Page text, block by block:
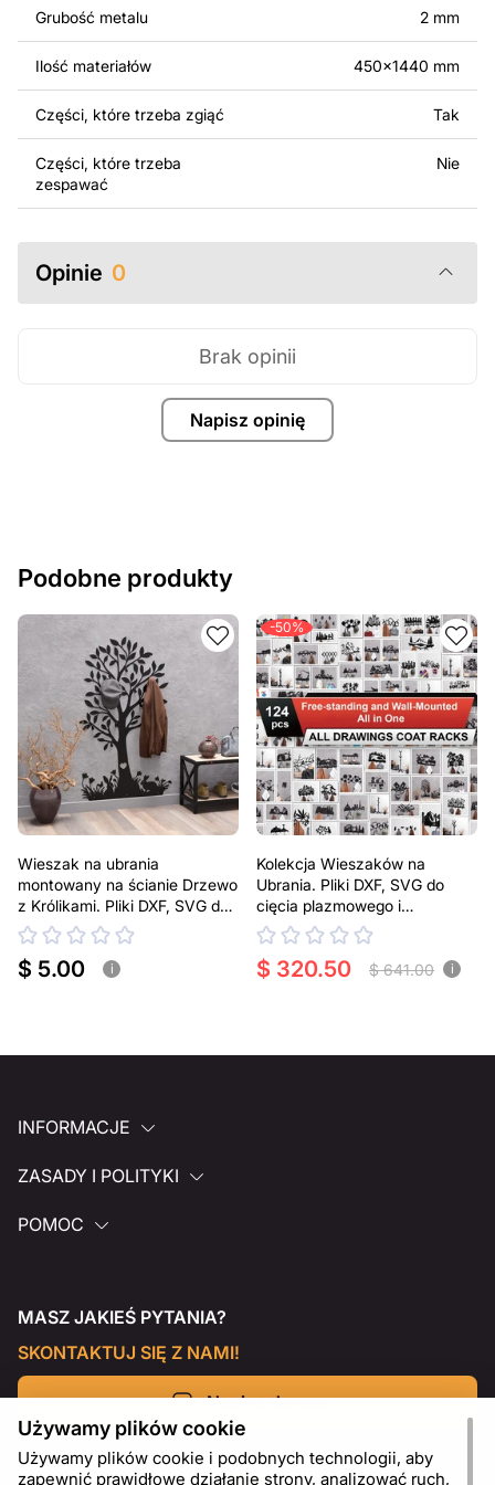
surowo zabronione.
Za dodatkową opłatą możemy dostosować projekt
albo wprowadzenie innych modyfikacji według Twoich
potrzeb. Jeśli potrzebujesz indywidualnego projektu
metalowego produktu, skontaktuj się z nami.
Jeśli masz jakiekolwiek pytania lub potrzebujesz
Grubość metalu 2 mm
Ilość materiałów 450x1440 mm
Części, które trzeba zgiąć Tak
Części, które trzeba
zespawać
Nie
Opinie 0
Napisz opinię
Brak opinii
Podobne produkty
Wieszak na ubrania
montowany na ścianie Drzewo
z Królikami. Pliki DXF, SVG do
cięcia plazmowego i
laserowego
$ 5.00 i
-50%
Kolekcja Wieszaków na
Ubrania. Pliki DXF, SVG do
cięcia plazmowego i
laserowego
$ 320.50 $ 641.00 i
INFORMACJE
ZASADY I POLITYKI
POMOC
MASZ JAKIEŚ PYTANIA?
SKONTAKTUJ SIĘ Z NAMI!
Napisz do nas
Używamy plików cookie
Używamy plików cookie i podobnych technologii, aby
zapewnić prawidłowe działanie strony, analizować ruch,